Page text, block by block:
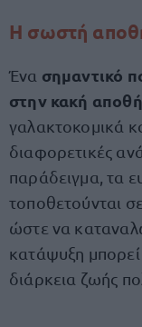
Η σωστή
Ένα σημαντικό
στην κακή
γαλακτοκομικά
διαφορετικές
παράδειγμα, τα
τοποθετούνται
ώστε να
κατάψυξη μπορεί
διάρκεια ζωής